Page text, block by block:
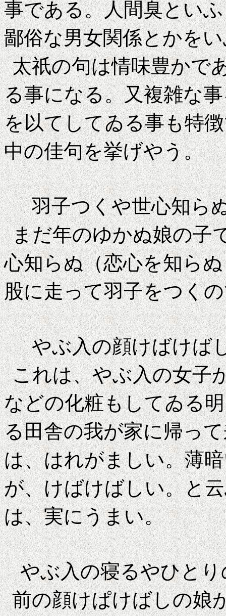
事である。人間臭とい
鄙俗な男女関係とかを
太祇の句は情味豊かで
る事になる。又複雑な
を以てしてゐる事も特
中の佳句を挙げやう。
羽子つくや世心
まだ年のゆかぬ娘の子
心知らぬ（恋心を知ら
股に走って羽子をつく
やぶ入の顔けば
これは、やぶ入の女子
などの化粧もしてゐる
る田舎の我が家に帰っ
は、はれがましい。薄
が、けばけばしい。と
は、実にうまい。
やぶ入の寝るや
前の顔けぱけばしの娘